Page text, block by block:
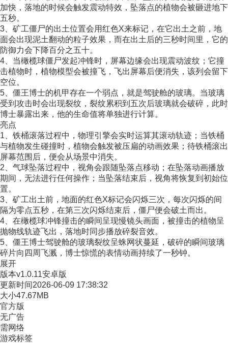
加快，落地的时候会触发震动特效，坠落点的植物会被砸进地下
五秒。
3、矿工僵尸的出土位置会用红色X来标记，在它出土之前，地
面会出现泥土翻动的粒子效果，而在出土后的三秒时间里，它的
防御力会下降百分之五十。
4、当橄榄球僵尸发起冲锋时，屏幕边缘会出现震动波纹；它撞
击植物时，植物模型会被撞飞，飞出屏幕后便消失，该列会留下
空位。
5、僵王博士的机甲存在一个弱点，就是驾驶舱的玻璃。当玻璃
受到攻击时会出现裂纹，裂纹累积到五次后玻璃就会破碎，此时
博士暴露出来，他的生命值将单独进行计算。
亮点
1、铁桶滚落过程中，物理引擎会实时运算其滚动轨迹；当铁桶
与植物发生碰撞时，植物会触发被压扁的动画效果；待铁桶滚出
屏幕范围后，便会从场景中消失。
2、气球坠落过程中，视角会跟随坠落点移动；在坠落动画播放
期间，无法进行任何操作；当坠落结束后，视角将恢复到初始位
置。
3、矿工出土前，地面的红色X标记会闪烁三次，每次闪烁的间
隔为零点五秒，在第三次闪烁结束后，僵尸便会破土而出。
4、在橄榄球冲锋撞击的瞬间呈现慢镜头画面，被撞击的植物呈
抛物线轨迹飞出，落地时同步播放碎裂音效。
5、僵王博士驾驶舱的玻璃裂纹呈蛛网状蔓延，破碎的瞬间玻璃
碎片向四周飞溅，博士惊慌的表情动画持续了一秒钟。
展开
版本v1.0.11安卓版
更新时间2026-06-09 17:38:32
大小47.67MB
官方版
无广告
需网络
游戏标签